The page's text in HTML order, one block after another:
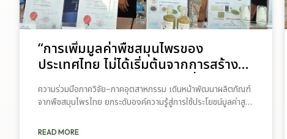
“การเพิ่มมูลค่าพืชสมุนไพรของ
ประเทศไทย ไม่ได้เริ่มต้นจากการสร้าง
โรงงานเพียงอย่างเดียว แต่เริ่มต้นจาก
การสร้างระบบความร่วมมือระหว่างนัก
วิจัย มหาวิทยาลัย ภาคอุตสาหกรรม และ
เกษตรกร เพื่อให้ผลงานวิจัยสามารถ
ความร่วมมือภาควิจัย–ภาคอุตสาหกรรม เดินหน้าพัฒนาผลิตภัณฑ์
จากพืชสมุนไพรไทย ยกระดับองค์ความรู้สู่การใช้ประโยชน์มูลค่าสูง
และภาคอุตสาหกรรม เพื่อยกระดับการใช้ประโยชน์จากพืชสมุนไพร
READ MORE